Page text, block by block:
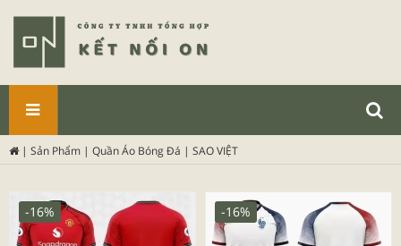
PHẨM
| Sản Phẩm | Quần Áo Bóng Đá | SAO VIỆT
-16% -16%